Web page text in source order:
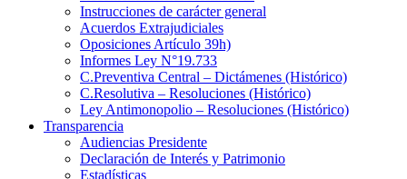
Instrucciones de carácter general
Acuerdos Extrajudiciales
Oposiciones Artículo 39h)
Informes Ley N°19.733
C.Preventiva Central – Dictámenes (Histórico)
C.Resolutiva – Resoluciones (Histórico)
Ley Antimonopolio – Resoluciones (Histórico)
Transparencia
Audiencias Presidente
Declaración de Interés y Patrimonio
Estadísticas